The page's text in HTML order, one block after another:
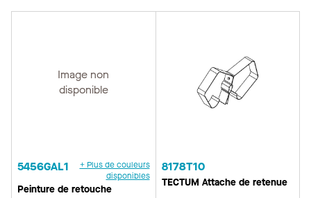
Image non
disponible
5456GAL1
+ Plus de couleurs
disponibles
Peinture de retouche
8178T10
TECTUM Attache de retenue